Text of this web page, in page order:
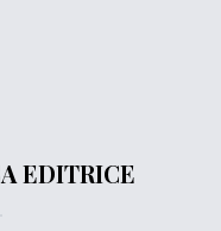
EDITRICE